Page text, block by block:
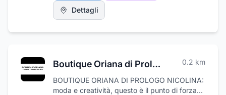
occupa inoltre della vendita di pannelli, di
rubinetteria e di articoli di idraulica. La Tra-
consulenza per la progettazione, realizza
all'azienda per richiedere un preventivo
gratuito.
Dettagli
Boutique Oriana di Prologo Nicolina 0.2 km
BOUTIQUE ORIANA DI PROLOGO NICOLINA:
moda e creatività, questo è il punto di forza